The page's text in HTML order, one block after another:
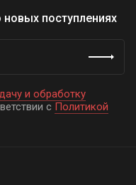
поступлениях
и обработку
с Политикой